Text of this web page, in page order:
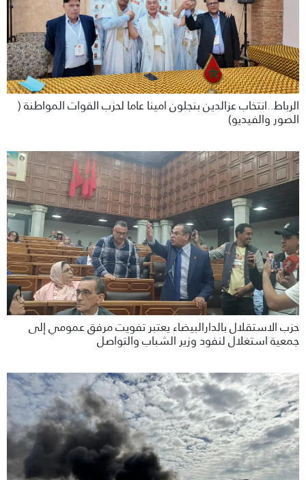
الرباط..انتخاب عزالدين بنجلون امينا عاما لحزب القوات المواطنة (
الصور والفيديو)
حزب الاستقلال بالدارالبيضاء يعتبر تفويت مرفق عمومي إلى
جمعية استغلال لنفود وزير الشباب والتواصل